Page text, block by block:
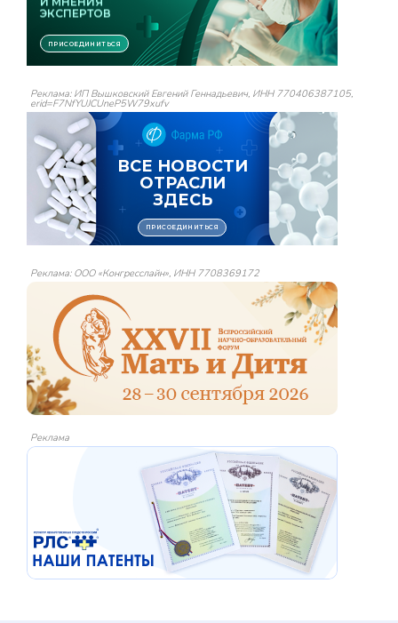
Реклама: ИП Вышковский Евгений Геннадьевич, ИНН 770406387105,
erid=F7NfYUJCUneP5W79xufv
Реклама: ООО «Конгресслайн», ИНН 7708369172
Реклама